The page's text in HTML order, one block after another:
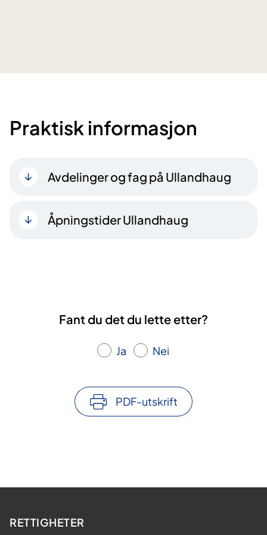
Praktisk informasjon
Avdelinger og fag på Ullandhaug
Åpningstider Ullandhaug
Fant du det du lette etter?
Ja Nei
PDF-utskrift
RETTIGHETER